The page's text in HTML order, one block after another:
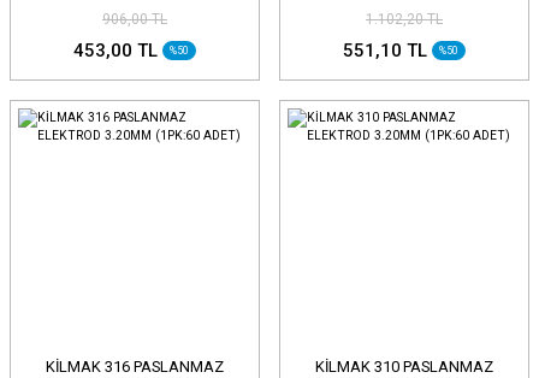
906,00 TL
453,00 TL %50
1.102,20 TL
551,10 TL %50
KİLMAK 316 PASLANMAZ
KİLMAK 310 PASLANMAZ